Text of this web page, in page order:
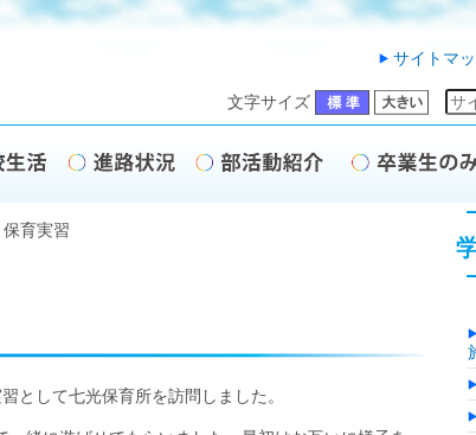
サイトマ
文字サイズ
保育実習
として七光保育所を訪問しました。